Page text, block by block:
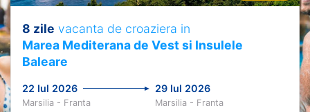
8 zile vacanta de croaziera in
Marea Mediterana de Vest si Insulele
Baleare
22 Iul 2026 29 Iul 2026
Marsilia - Franta Marsilia - Franta